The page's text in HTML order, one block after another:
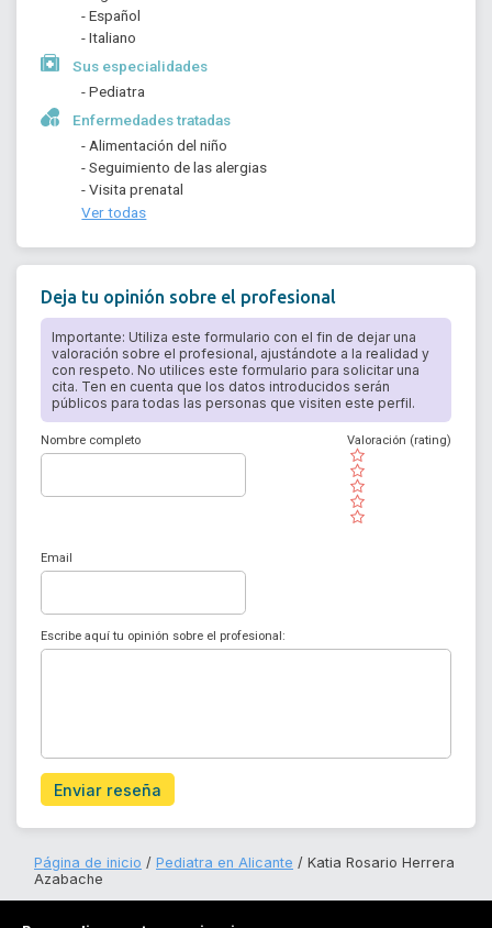
- Español
- Italiano
Sus especialidades
- Pediatra
Enfermedades tratadas
- Alimentación del niño
- Seguimiento de las alergias
- Visita prenatal
Ver todas
Deja tu opinión sobre el profesional
Importante: Utiliza este formulario con el fin de dejar una
valoración sobre el profesional, ajustándote a la realidad y
con respeto. No utilices este formulario para solicitar una
cita. Ten en cuenta que los datos introducidos serán
públicos para todas las personas que visiten este perfil.
Nombre completo
( )
( )
( )
( )
( )
Valoración (rating)
Email
Escribe aquí tu opinión sobre el profesional:
Enviar reseña
Página de inicio Pediatra en Alicante
Katia Rosario Herrera
Azabache